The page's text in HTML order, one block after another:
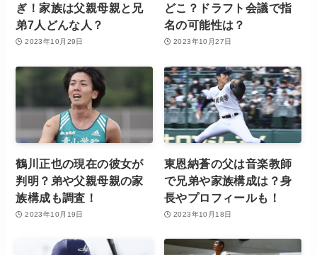
ぎ！家族は父親母親と兄
弟7人どんな人？
2023年10月29日
どこ？ドラフト会議で指
名の可能性は？
2023年10月27日
鶴川正也の現在の彼女が
判明？弟や父親母親の家
族構成も調査！
2023年10月19日
東恩納蒼の父は音楽教師
で兄弟や家族構成は？身
長やプロフィールも！
2023年10月18日